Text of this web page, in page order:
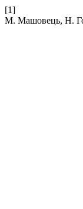
[1]
М. Машовець, Н.